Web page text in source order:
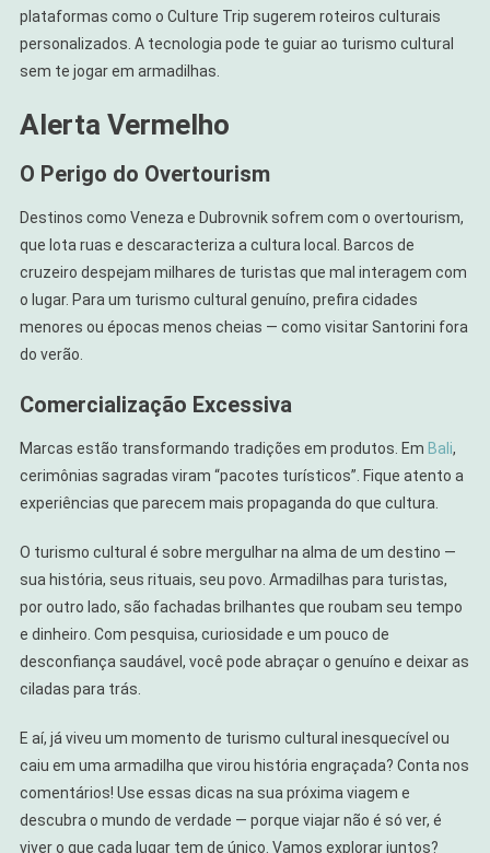
plataformas como o Culture Trip sugerem roteiros culturais
personalizados. A tecnologia pode te guiar ao turismo cultural
sem te jogar em armadilhas.
Alerta Vermelho
O Perigo do Overtourism
Destinos como Veneza e Dubrovnik sofrem com o overtourism,
que lota ruas e descaracteriza a cultura local. Barcos de
cruzeiro despejam milhares de turistas que mal interagem com
o lugar. Para um turismo cultural genuíno, prefira cidades
menores ou épocas menos cheias — como visitar Santorini fora
do verão.
Comercialização Excessiva
Marcas estão transformando tradições em produtos. Em Bali,
cerimônias sagradas viram “pacotes turísticos”. Fique atento a
experiências que parecem mais propaganda do que cultura.
O turismo cultural é sobre mergulhar na alma de um destino —
sua história, seus rituais, seu povo. Armadilhas para turistas,
por outro lado, são fachadas brilhantes que roubam seu tempo
e dinheiro. Com pesquisa, curiosidade e um pouco de
desconfiança saudável, você pode abraçar o genuíno e deixar as
ciladas para trás.
E aí, já viveu um momento de turismo cultural inesquecível ou
caiu em uma armadilha que virou história engraçada? Conta nos
comentários! Use essas dicas na sua próxima viagem e
descubra o mundo de verdade — porque viajar não é só ver, é
viver o que cada lugar tem de único. Vamos explorar juntos?